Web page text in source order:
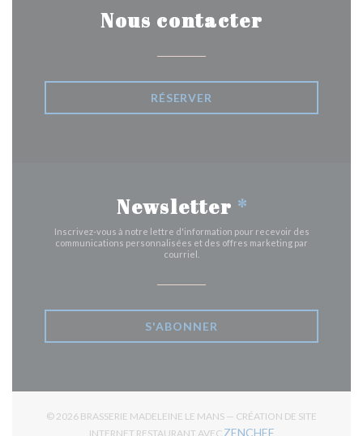
Nous contacter
Newsletter*
Inscrivez-vous à notre lettre d'information pour recevoir des
courriel.